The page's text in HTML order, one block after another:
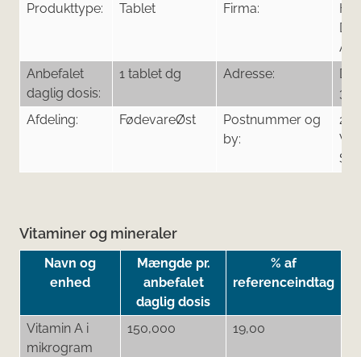
Produkttype: Tablet Firma:
Anbefalet
daglig dosis:
1 tablet dg Adresse:
37
Afdeling:
FødevareØst
Postnummer og
by:
Vitaminer og mineraler
Navn og
enhed
Mængde pr.
anbefalet
daglig dosis
% af
referenceindtag
Vitamin A i
mikrogram
150,000 19,00